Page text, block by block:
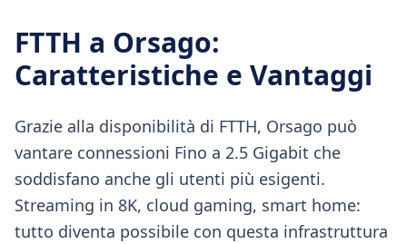
FTTH a Orsago:
Caratteristiche e Vantaggi
Grazie alla disponibilità di FTTH, Orsago può
vantare connessioni Fino a 2.5 Gigabit che
soddisfano anche gli utenti più esigenti.
Streaming in 8K, cloud gaming, smart home:
tutto diventa possibile con questa infrastruttura